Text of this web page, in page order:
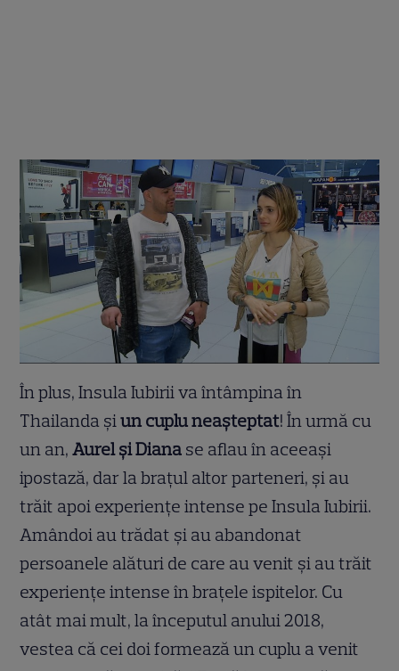
În plus, Insula Iubirii va întâmpina în
Thailanda șiun cuplu neașteptat! În urmă cu
un an,Aurelși Diana se aflau în aceeași
ipostază, dar la brațul altor parteneri, și au
trăit apoi experiențe intense pe Insula Iubirii.
Amândoi au trădat și au abandonat
persoanele alături de care au venit și au trăit
experiențe intense în brațele ispitelor. Cu
atât mai mult, la începutul anului 2018,
vestea că cei doi formează un cuplu a venit